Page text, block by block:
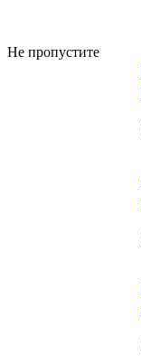
Не пропустите